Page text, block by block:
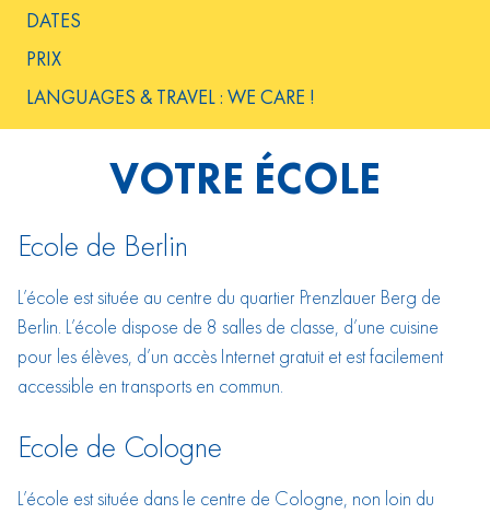
DATES
PRIX
LANGUAGES & TRAVEL : WE CARE !
VOTRE ÉCOLE
Ecole de Berlin
L’école est située au centre du quartier Prenzlauer Berg de
Berlin. L’école dispose de 8 salles de classe, d’une cuisine
pour les élèves, d’un accès Internet gratuit et est facilement
accessible en transports en commun.
Ecole de Cologne
L’école est située dans le centre de Cologne, non loin du